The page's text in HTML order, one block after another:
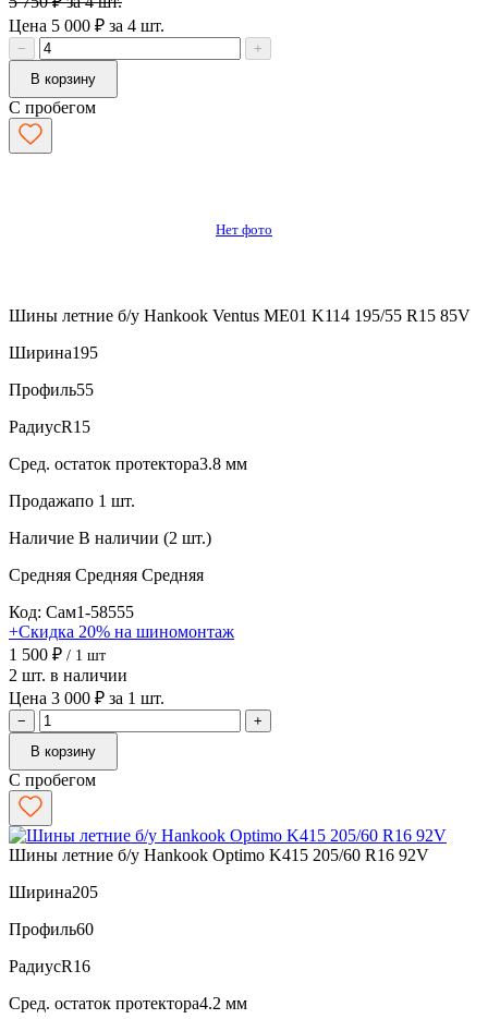
Цена 5 000 ₽ за 4 шт.
−
+
В корзину
С пробегом
Нет фото
Шины летние б/у Hankook Ventus ME01 K114 195/55 R15 85V
Ширина195
Профиль55
РадиусR15
Сред. остаток протектора3.8 мм
Продажапо 1 шт.
Наличие В наличии (2 шт.)
Средняя Средняя Средняя
Код: Сам1-58555
+Скидка 20% на шиномонтаж
1 500 ₽ / 1 шт
2 шт. в наличии
Цена 3 000 ₽ за 1 шт.
−
+
В корзину
С пробегом
Шины летние б/у Hankook Optimo K415 205/60 R16 92V
Ширина205
Профиль60
РадиусR16
Сред. остаток протектора4.2 мм